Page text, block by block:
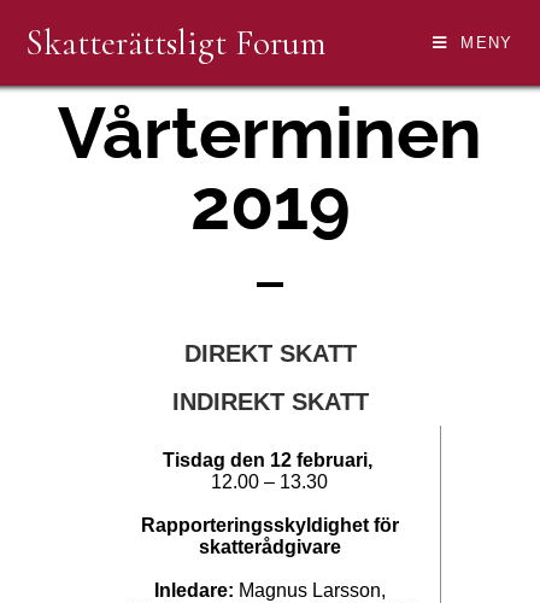
Skatterättsligt Forum MENY
Vårterminen
2019
DIREKT SKATT
INDIREKT SKATT
Tisdag den 12 februari,
12.00 – 13.30
Rapporteringsskyldighet för
skatterådgivare
Inledare: Magnus Larsson,